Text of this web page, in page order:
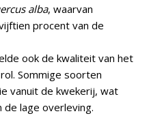
alba, waarvan
procent van de
ook de kwaliteit van het
Sommige soorten
vanuit de kwekerij, wat
lage overleving.